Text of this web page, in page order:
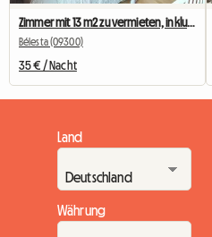
Zimmer mit 13 m2 zu vermieten, inklusive Veranda und eigenem Badezimmer
Bélesta (09300)
35 € / Nacht
Land
Währung